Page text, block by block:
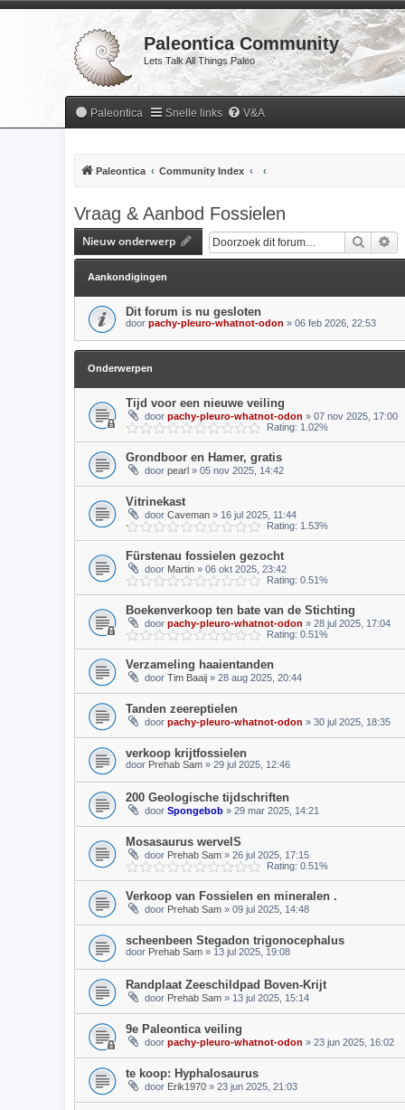
Paleontica Community
Lets Talk All Things Paleo
Paleontica Snelle links V&A
Paleontica Community Index
Vraag & Aanbod Fossielen
Nieuw onderwerp Zoek
Aankondigingen
Dit forum is nu gesloten
door pachy-pleuro-whatnot-odon » 06 feb 2026, 22:53
Onderwerpen
Tijd voor een nieuwe veiling
door pachy-pleuro-whatnot-odon » 07 nov 2025, 17:00
Rating: 1.02%
Grondboor en Hamer, gratis
door pearl » 05 nov 2025, 14:42
Vitrinekast
door Caveman » 16 jul 2025, 11:44
Rating: 1.53%
Fürstenau fossielen gezocht
door Martin » 06 okt 2025, 23:42
Rating: 0.51%
Boekenverkoop ten bate van de Stichting
door pachy-pleuro-whatnot-odon » 28 jul 2025, 17:04
Rating: 0.51%
Verzameling haaientanden
door Tim Baaij » 28 aug 2025, 20:44
Tanden zeereptielen
door pachy-pleuro-whatnot-odon » 30 jul 2025, 18:35
verkoop krijtfossielen
door Prehab Sam » 29 jul 2025, 12:46
200 Geologische tijdschriften
door Spongebob » 29 mar 2025, 14:21
Mosasaurus wervelS
door Prehab Sam » 26 jul 2025, 17:15
Rating: 0.51%
Verkoop van Fossielen en mineralen .
door Prehab Sam » 09 jul 2025, 14:48
scheenbeen Stegadon trigonocephalus
door Prehab Sam » 13 jul 2025, 19:08
Randplaat Zeeschildpad Boven-Krijt
door Prehab Sam » 13 jul 2025, 15:14
9e Paleontica veiling
door pachy-pleuro-whatnot-odon » 23 jun 2025, 16:02
te koop: Hyphalosaurus
door Erik1970 » 23 jun 2025, 21:03